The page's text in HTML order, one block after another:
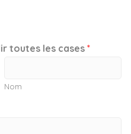
toutes les cases *
Nom